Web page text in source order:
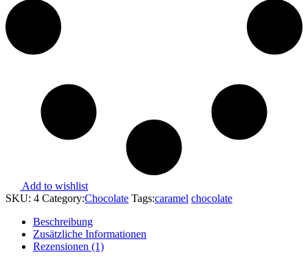
Add to wishlist
SKU: 4 Category:Chocolate Tags:caramel chocolate
Beschreibung
Zusätzliche Informationen
Rezensionen (1)